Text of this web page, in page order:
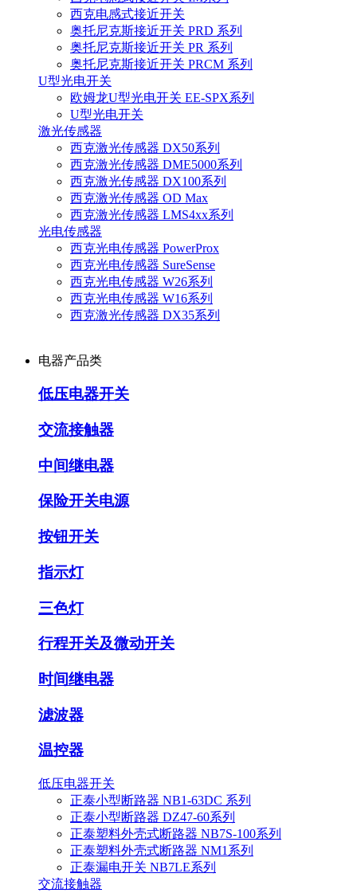
西克电感式接近开关
奥托尼克斯接近开关 PRD 系列
奥托尼克斯接近开关 PR 系列
奥托尼克斯接近开关 PRCM 系列
U型光电开关
欧姆龙U型光电开关 EE-SPX系列
U型光电开关
激光传感器
西克激光传感器 DX50系列
西克激光传感器 DME5000系列
西克激光传感器 DX100系列
西克激光传感器 OD Max
西克激光传感器 LMS4xx系列
光电传感器
西克光电传感器 PowerProx
西克光电传感器 SureSense
西克光电传感器 W26系列
西克光电传感器 W16系列
西克激光传感器 DX35系列
电器产品类
低压电器开关
交流接触器
中间继电器
保险开关电源
按钮开关
指示灯
三色灯
行程开关及微动开关
时间继电器
滤波器
温控器
低压电器开关
正泰小型断路器 NB1-63DC 系列
正泰小型断路器 DZ47-60系列
正泰塑料外壳式断路器 NB7S-100系列
正泰塑料外壳式断路器 NM1系列
正泰漏电开关 NB7LE系列
交流接触器